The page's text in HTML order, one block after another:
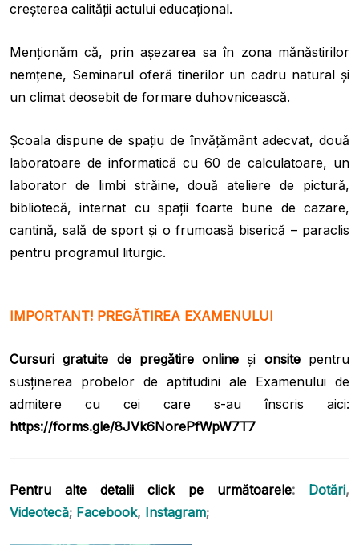
creșterea calității actului educațional.
Menţionăm că, prin aşezarea sa în zona mănăstirilor
nemţene, Seminarul oferă tinerilor un cadru natural şi
un climat deosebit de formare duhovnicească.
Şcoala dispune de spaţiu de învăţământ adecvat, două
laboratoare de informatică cu 60 de calculatoare, un
laborator de limbi străine, două ateliere de pictură,
bibliotecă, internat cu spaţii foarte bune de cazare,
cantină, sală de sport şi o frumoasă biserică – paraclis
pentru programul liturgic.
IMPORTANT! PREGĂTIREA EXAMENULUI
Cursuri gratuite de pregătireonline și onsitepentru
susținerea probelor de aptitudini ale Examenului de
admitere cu cei care s-au înscris aici:
https://forms.gle/8JVk6NorePfWpW7T7
Pentru alte detalii click pe următoarele: Dotări,
Videotecă; Facebook, Instagram;